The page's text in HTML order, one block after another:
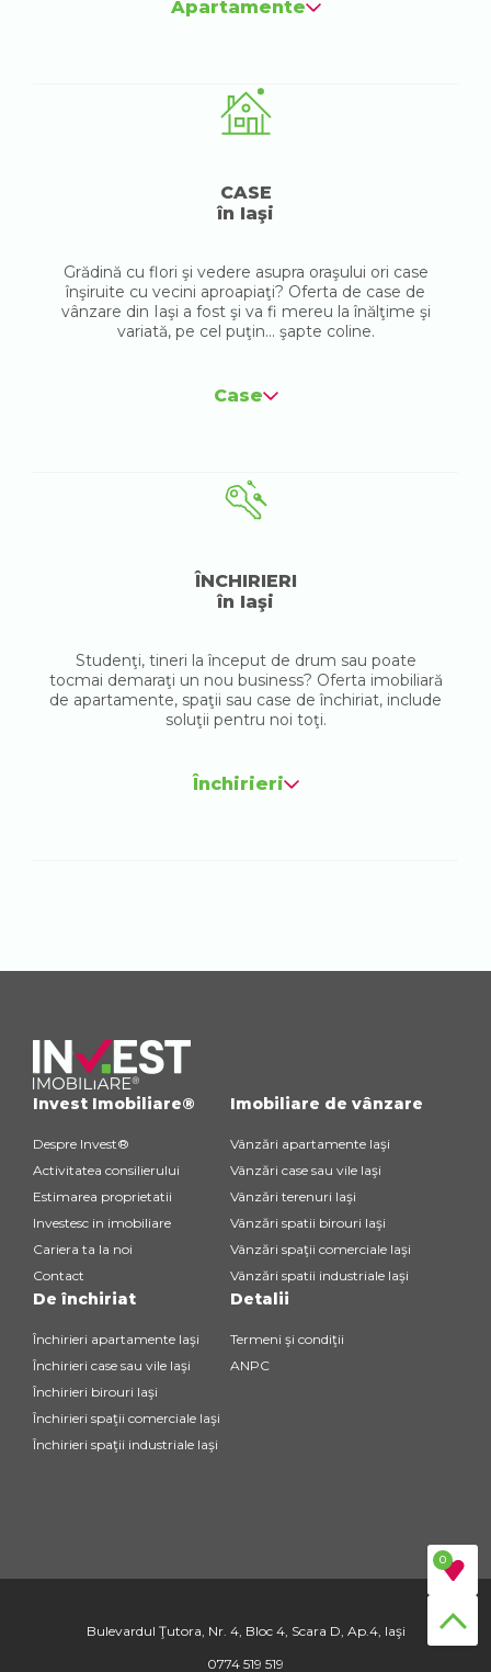
0
Apartamente
CASE
în Iaşi
Grădină cu flori şi vedere asupra oraşului ori case
înşiruite cu vecini aproapiaţi? Oferta de case de
vânzare din Iaşi a fost şi va fi mereu la înălţime şi
variată, pe cel puţin... şapte coline.
Case
ÎNCHIRIERI
în Iaşi
Studenţi, tineri la început de drum sau poate
tocmai demaraţi un nou business? Oferta imobiliară
de apartamente, spaţii sau case de închiriat, include
soluţii pentru noi toţi.
Închirieri
Invest Imobiliare®
Despre Invest®
Activitatea consilierului
Estimarea proprietatii
Investesc in imobiliare
Cariera ta la noi
Contact
Imobiliare de vânzare
Vânzări apartamente Iaşi
Vânzări case sau vile Iaşi
Vânzări terenuri Iaşi
Vânzări spatii birouri Iaşi
Vânzări spaţii comerciale Iaşi
Vânzări spatii industriale Iaşi
De închiriat
Închirieri apartamente Iaşi
Închirieri case sau vile Iaşi
Închirieri birouri Iaşi
Închirieri spaţii comerciale Iaşi
Închirieri spaţii industriale Iaşi
Detalii
Termeni şi condiţii
ANPC
Bulevardul Ţutora, Nr. 4, Bloc 4, Scara D, Ap.4, Iaşi
0774 519 519